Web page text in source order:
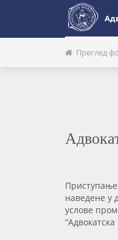
Преглед
наведене у
услове